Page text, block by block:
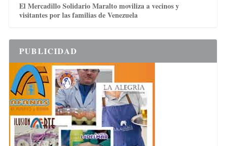
El Mercadillo Solidario Maralto moviliza a vecinos y
visitantes por las familias de Venezuela
PUBLICIDAD